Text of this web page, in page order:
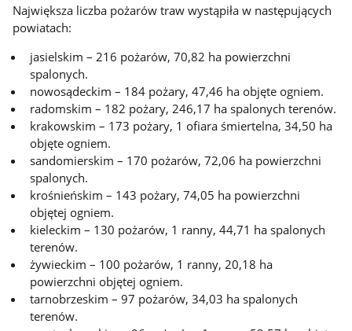
Największa liczba pożarów traw wystąpiła w następujących
powiatach:
jasielskim – 216 pożarów, 70,82 ha powierzchni
spalonych.
nowosądeckim – 184 pożary, 47,46 ha objęte ogniem.
radomskim – 182 pożary, 246,17 ha spalonych terenów.
krakowskim – 173 pożary, 1 ofiara śmiertelna, 34,50 ha
objęte ogniem.
sandomierskim – 170 pożarów, 72,06 ha powierzchni
spalonych.
krośnieńskim – 143 pożary, 74,05 ha powierzchni
objętej ogniem.
kieleckim – 130 pożarów, 1 ranny, 44,71 ha spalonych
terenów.
żywieckim – 100 pożarów, 1 ranny, 20,18 ha
powierzchni objętej ogniem.
tarnobrzeskim – 97 pożarów, 34,03 ha spalonych
terenów.